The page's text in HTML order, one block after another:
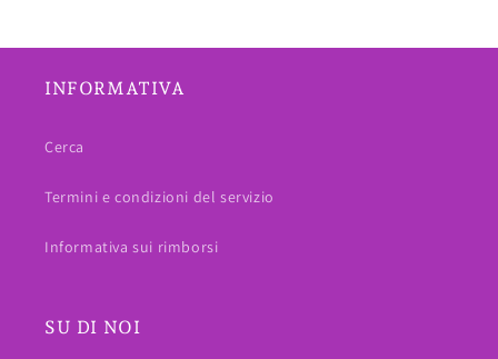
INFORMATIVA
Cerca
Termini e condizioni del servizio
Informativa sui rimborsi
SU DI NOI